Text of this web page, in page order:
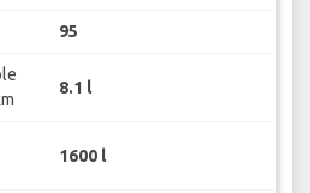
95
8.1 l
1600 l